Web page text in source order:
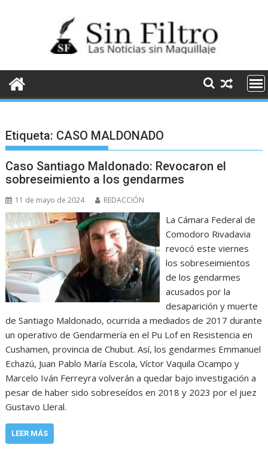
Etiqueta: CASO MALDONADO
Caso Santiago Maldonado: Revocaron el
sobreseimiento a los gendarmes
11 de mayo de 2024 REDACCIÓN
La Cámara Federal de
Comodoro Rivadavia
revocó este viernes
los sobreseimientos
de los gendarmes
acusados por la
desaparición y muerte
de Santiago Maldonado, ocurrida a mediados de 2017 durante
un operativo de Gendarmería en el Pu Lof en Resistencia en
Cushamen, provincia de Chubut. Así, los gendarmes Emmanuel
Echazú, Juan Pablo María Escola, Víctor Vaquila Ocampo y
Marcelo Iván Ferreyra volverán a quedar bajo investigación a
pesar de haber sido sobreseídos en 2018 y 2023 por el juez
Gustavo Lleral.
LEER MÁS